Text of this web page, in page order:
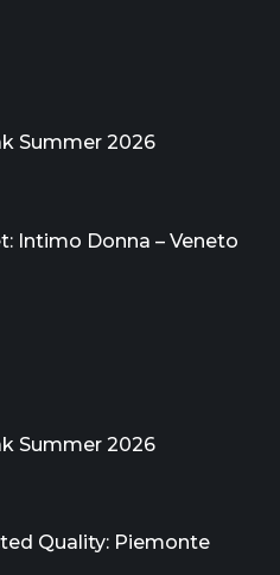
Summer 2026
Intimo Donna – Veneto
Summer 2026
Quality: Piemonte